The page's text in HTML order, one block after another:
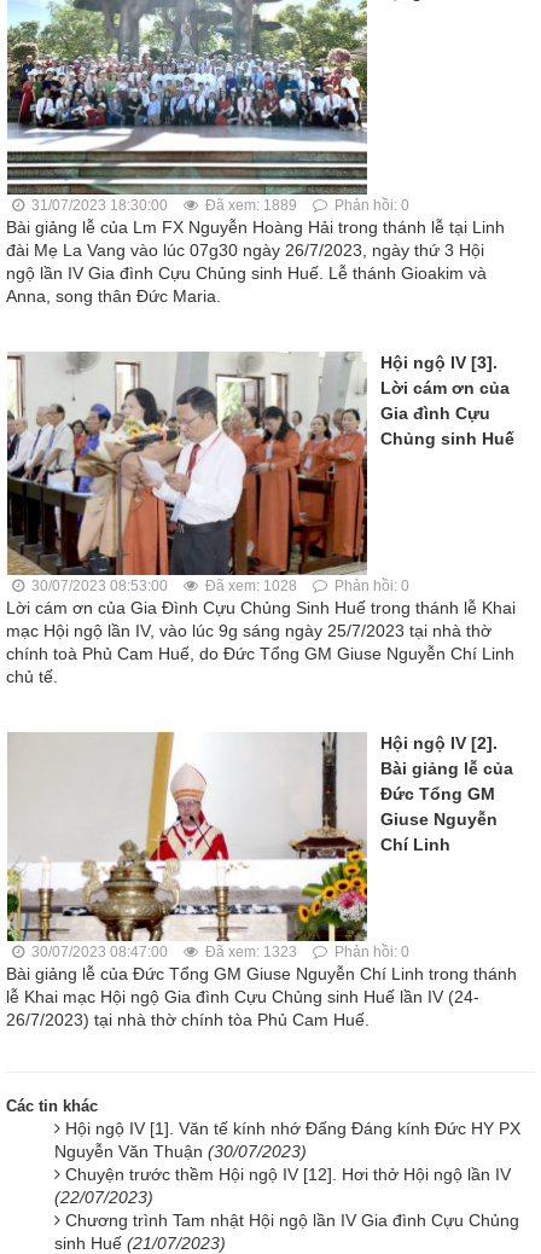
31/07/2023 18:30:00 Đã xem: 1889 Phản hồi: 0
Bài giảng lễ của Lm FX Nguyễn Hoàng Hải trong thánh lễ tại Linh
đài Mẹ La Vang vào lúc 07g30 ngày 26/7/2023, ngày thứ 3 Hội
ngộ lần IV Gia đình Cựu Chủng sinh Huế. Lễ thánh Gioakim và
Anna, song thân Đức Maria.
Hội ngộ IV [3].
Lời cám ơn của
Gia đình Cựu
Chủng sinh Huế
30/07/2023 08:53:00 Đã xem: 1028 Phản hồi: 0
Lời cám ơn của Gia Đình Cựu Chủng Sinh Huế trong thánh lễ Khai
mạc Hội ngộ lần IV, vào lúc 9g sáng ngày 25/7/2023 tại nhà thờ
chính toà Phủ Cam Huế, do Đức Tổng GM Giuse Nguyễn Chí Linh
chủ tế.
Hội ngộ IV [2].
Bài giảng lễ của
Đức Tổng GM
Giuse Nguyễn
Chí Linh
30/07/2023 08:47:00 Đã xem: 1323 Phản hồi: 0
Bài giảng lễ của Đức Tổng GM Giuse Nguyễn Chí Linh trong thánh
lễ Khai mạc Hội ngộ Gia đình Cựu Chủng sinh Huế lần IV (24-
26/7/2023) tại nhà thờ chính tòa Phủ Cam Huế.
Các tin khác
Hội ngộ IV [1]. Văn tế kính nhớ Đấng Đáng kính Đức HY PX
Nguyễn Văn Thuận (30/07/2023)
Chuyện trước thềm Hội ngộ IV [12]. Hơi thở Hội ngộ lần IV
(22/07/2023)
Chương trình Tam nhật Hội ngộ lần IV Gia đình Cựu Chủng
sinh Huế (21/07/2023)